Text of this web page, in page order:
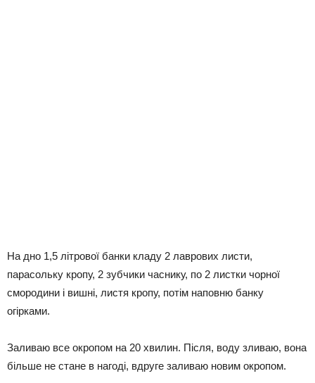
На дно 1,5 літрової банки кладу 2 лаврових листи,
парасольку кропу, 2 зубчики часнику, по 2 листки чорної
смородини і вишні, листя кропу, потім наповню банку
огірками.
Заливаю все окропом на 20 хвилин. Після, воду зливаю, вона
більше не стане в нагоді, вдруге заливаю новим окропом.